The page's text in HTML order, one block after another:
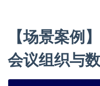
【场景案例
会议组织与